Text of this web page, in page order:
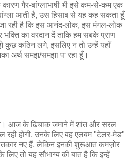
गैर-बांग्लाभाषी भी इसे कम-से-कम एक
आती है, उस हिसाब से यह कह सकता हूँ
रही है कि इस आनंद-लोक, इस मंगल-लोक
का वरदान दें ताकि हम सबके प्राण
कठिन लगे, इसलिए न तो उन्हें यहाँ
अर्थ समझ/समझा पा रहा हूँ।
आज के ढिंचाक जमाने में शांत और सरल
रही होगी, उनके लिए यह एलबम "टेलर-मेड"
नए हैं, लेकिन इनकी शुरूआत कमज़ोर
तो यह सौभाग्य की बात है कि इन्हें